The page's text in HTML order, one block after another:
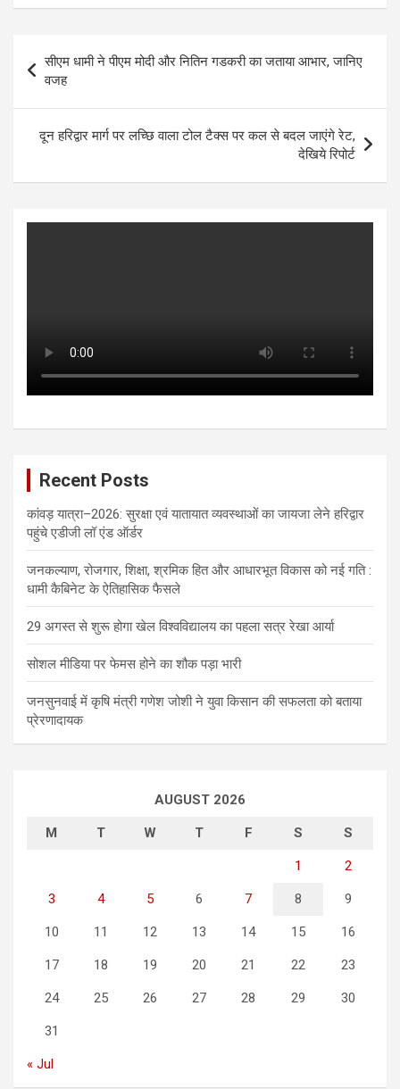
at
A
p
p
ce
b
o
o
k
tt
er
se
n
g
er
ke
n
ar
e
Post
navigation
सीएम धामी ने पीएम मोदी और नितिन गडकरी का जताया आभार, जानिए
वजह
दून हरिद्वार मार्ग पर लच्छि वाला टोल टैक्स पर कल से बदल जाएंगे रेट,
देखिये रिपोर्ट
Recent Posts
कांवड़ यात्रा–2026: सुरक्षा एवं यातायात व्यवस्थाओं का जायजा लेने हरिद्वार
पहुंचे एडीजी लॉ एंड ऑर्डर
जनकल्याण, रोजगार, शिक्षा, श्रमिक हित और आधारभूत विकास को नई गति :
धामी कैबिनेट के ऐतिहासिक फैसले
29 अगस्त से शुरू होगा खेल विश्वविद्यालय का पहला सत्र रेखा आर्या
सोशल मीडिया पर फेमस होने का शौक पड़ा भारी
जनसुनवाई में कृषि मंत्री गणेश जोशी ने युवा किसान की सफलता को बताया
प्रेरणादायक
AUGUST 2026
M T W T F S S
1 2
3 4 5 6 7 8 9
10 11 12 13 14 15 16
17 18 19 20 21 22 23
24 25 26 27 28 29 30
31
« Jul